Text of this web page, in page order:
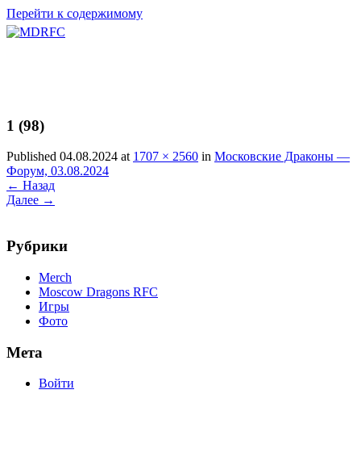
Перейти к содержимому
1 (98)
Published 04.08.2024 at 1707 × 2560 in Московские Драконы —
Форум, 03.08.2024
← Назад
Далее →
Рубрики
Merch
Moscow Dragons RFC
Игры
Фото
Мета
Войти